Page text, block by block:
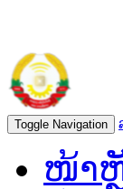
Toggle Navigation
ໜ້າ